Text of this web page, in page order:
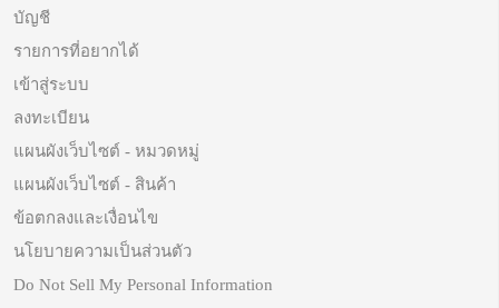
บัญชี
รายการที่อยากได้
เข้าสู่ระบบ
ลงทะเบียน
แผนผังเว็บไซต์ - หมวดหมู่
แผนผังเว็บไซต์ - สินค้า
ข้อตกลงและเงื่อนไข
นโยบายความเป็นส่วนตัว
Do Not Sell My Personal Information